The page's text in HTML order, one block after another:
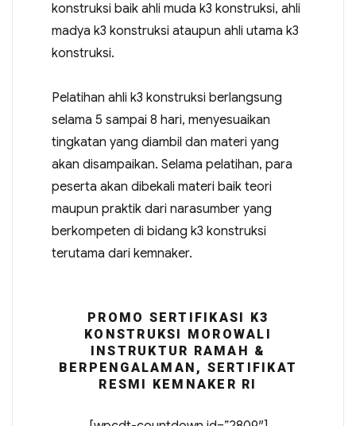
konstruksi baik ahli muda k3 konstruksi, ahli
madya k3 konstruksi ataupun ahli utama k3
konstruksi.
Pelatihan ahli k3 konstruksi berlangsung
selama 5 sampai 8 hari, menyesuaikan
tingkatan yang diambil dan materi yang
akan disampaikan. Selama pelatihan, para
peserta akan dibekali materi baik teori
maupun praktik dari narasumber yang
berkompeten di bidang k3 konstruksi
terutama dari kemnaker.
PROMO SERTIFIKASI K3
KONSTRUKSI MOROWALI
INSTRUKTUR RAMAH &
BERPENGALAMAN, SERTIFIKAT
RESMI KEMNAKER RI